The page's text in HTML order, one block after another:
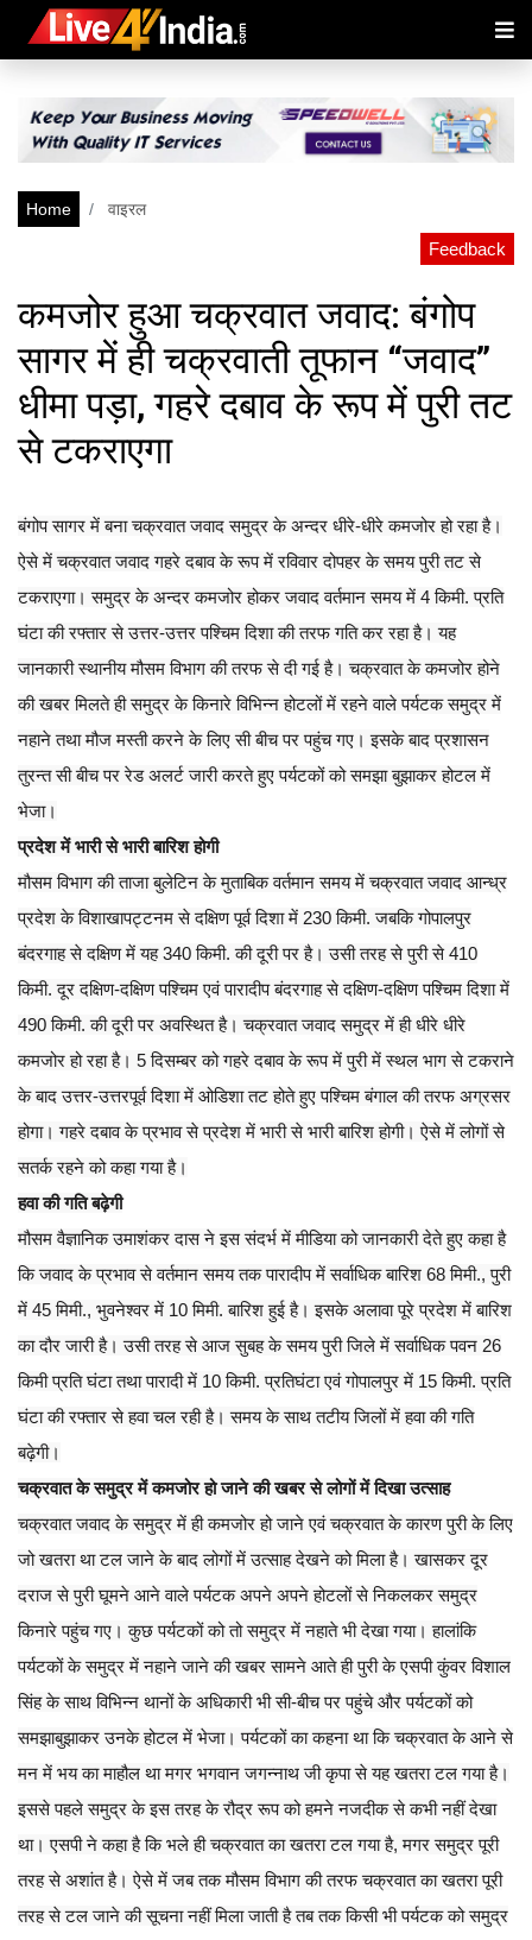
Home वाइरल
Feedback
कमजोर हुआ चक्रवात जवाद: बंगोप
सागर में ही चक्रवाती तूफान “जवाद”
धीमा पड़ा, गहरे दबाव के रूप में पुरी तट
से टकराएगा
बंगोप सागर में बना चक्रवात जवाद समुद्र के अन्दर धीरे-धीरे कमजोर हो रहा है।
ऐसे में चक्रवात जवाद गहरे दबाव के रूप में रविवार दोपहर के समय पुरी तट से
टकराएगा। समुद्र के अन्दर कमजोर होकर जवाद वर्तमान समय में 4 किमी. प्रति
घंटा की रफ्तार से उत्तर-उत्तर पश्चिम दिशा की तरफ गति कर रहा है। यह
जानकारी स्थानीय मौसम विभाग की तरफ से दी गई है। चक्रवात के कमजोर होने
की खबर मिलते ही समुद्र के किनारे विभिन्न होटलों में रहने वाले पर्यटक समुद्र में
नहाने तथा मौज मस्ती करने के लिए सी बीच पर पहुंच गए। इसके बाद प्रशासन
तुरन्त सी बीच पर रेड अलर्ट जारी करते हुए पर्यटकों को समझा बुझाकर होटल में
भेजा।
प्रदेश में भारी से भारी बारिश होगी
मौसम विभाग की ताजा बुलेटिन के मुताबिक वर्तमान समय में चक्रवात जवाद आन्ध्र
प्रदेश के विशाखापट्टनम से दक्षिण पूर्व दिशा में 230 किमी. जबकि गोपालपुर
बंदरगाह से दक्षिण में यह 340 किमी. की दूरी पर है। उसी तरह से पुरी से 410
किमी. दूर दक्षिण-दक्षिण पश्चिम एवं पारादीप बंदरगाह से दक्षिण-दक्षिण पश्चिम दिशा में
490 किमी. की दूरी पर अवस्थित है। चक्रवात जवाद समुद्र में ही धीरे धीरे
कमजोर हो रहा है। 5 दिसम्बर को गहरे दबाव के रूप में पुरी में स्थल भाग से टकराने
के बाद उत्तर-उत्तरपूर्व दिशा में ओडिशा तट होते हुए पश्चिम बंगाल की तरफ अग्रसर
होगा। गहरे दबाव के प्रभाव से प्रदेश में भारी से भारी बारिश होगी। ऐसे में लोगों से
सतर्क रहने को कहा गया है।
हवा की गति बढ़ेगी
मौसम वैज्ञानिक उमाशंकर दास ने इस संदर्भ में मीडिया को जानकारी देते हुए कहा है
कि जवाद के प्रभाव से वर्तमान समय तक पारादीप में सर्वाधिक बारिश 68 मिमी., पुरी
में 45 मिमी., भुवनेश्वर में 10 मिमी. बारिश हुई है। इसके अलावा पूरे प्रदेश में बारिश
का दौर जारी है। उसी तरह से आज सुबह के समय पुरी जिले में सर्वाधिक पवन 26
किमी प्रति घंटा तथा पारादी में 10 किमी. प्रतिघंटा ए​वं गोपालपुर में 15 किमी. प्रति
घंटा की रफ्तार से हवा चल रही है। समय के साथ तटीय जिलों में हवा की गति
बढ़ेगी।
चक्रवात के समुद्र में कमजोर हो जाने की खबर से लोगों में दिखा उत्साह
चक्रवात जवाद के समुद्र में ही कमजोर हो जाने एवं चक्रवात के कारण पुरी के लिए
जो खतरा था टल जाने के बाद लोगों में उत्साह देखने को मिला है। खासकर दूर
दराज से पुरी घूमने आने वाले पर्यटक अपने अपने होटलों से निकलकर समुद्र
किनारे पहुंच गए। कुछ पर्यटकों को तो समुद्र में नहाते भी देखा गया। हालांकि
पर्यटकों के समुद्र में नहाने जाने की खबर सामने आते ही पुरी के एसपी कुंवर विशाल
सिंह के साथ विभिन्न थानों के अधिकारी भी सी-बीच पर पहुंचे और पर्यटकों को
समझाबुझाकर उनके होटल में भेजा। पर्यटकों का कहना था कि चक्रवात के आने से
मन में भय का माहौल था मगर भगवान जगन्नाथ जी कृपा से यह खतरा टल गया है।
इससे पहले समुद्र के इस तरह के रौद्र रूप को हमने नजदीक से कभी नहीं देखा
था। एसपी ने कहा है कि भले ही चक्रवात का खतरा टल गया है, मगर समुद्र पूरी
तरह से अशांत है। ऐसे में जब तक मौसम विभाग की तरफ चक्रवात का खतरा पूरी
तरह से टल जाने की सूचना नहीं मिला जाती है तब तक किसी भी पर्यटक को समुद्र